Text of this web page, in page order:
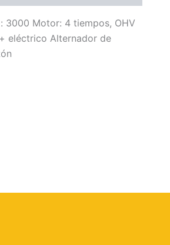
3000 Motor: 4 tiempos, OHV
eléctrico Alternador de